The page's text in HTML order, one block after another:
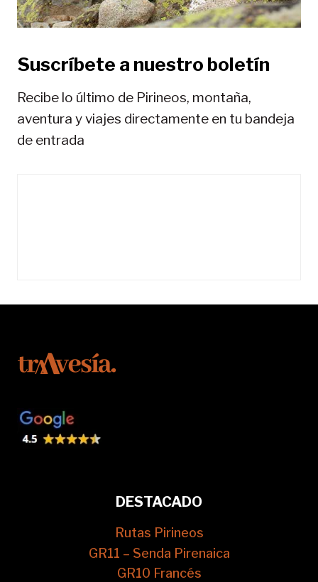
d
s
Suscríbete a nuestro boletín
Recibe lo último de Pirineos, montaña,
aventura y viajes directamente en tu bandeja
de entrada
DESTACADO
Rutas Pirineos
GR11 – Senda Pirenaica
GR10 Francés